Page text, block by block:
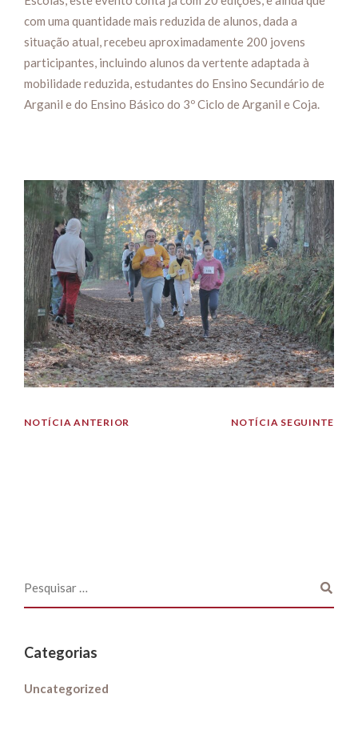
com uma quantidade mais reduzida de alunos, dada a
situação atual, recebeu aproximadamente 200 jovens
participantes, incluindo alunos da vertente adaptada à
mobilidade reduzida, estudantes do Ensino Secundário de
Arganil e do Ensino Básico do 3º Ciclo de Arganil e Coja.
NOTÍCIA ANTERIOR NOTÍCIA SEGUINTE
Categorias
Uncategorized